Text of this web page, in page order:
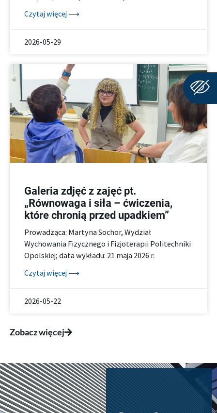
Czytaj więcej ⟶
2026-05-29
Galeria zdjęć z zajęć pt.
„Równowaga i siła – ćwiczenia,
które chronią przed upadkiem”
Prowadząca: Martyna Sochor, Wydział
Wychowania Fizycznego i Fizjoterapii Politechniki
Opolskiej; data wykładu: 21 maja 2026 r.
Czytaj więcej ⟶
2026-05-22
Zobacz więcej